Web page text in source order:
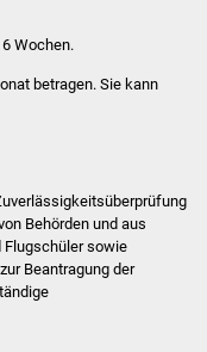
Wochen.
betragen. Sie kann
Behörden und aus
Flugschüler sowie
Beantragung der